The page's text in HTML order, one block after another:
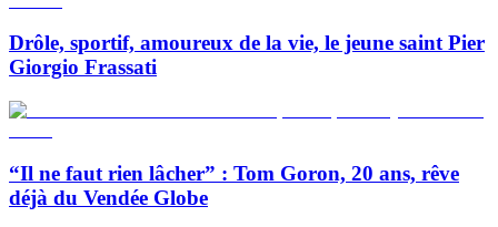
Drôle, sportif, amoureux de la vie, le jeune saint Pier
Giorgio Frassati
“Il ne faut rien lâcher” : Tom Goron, 20 ans, rêve
déjà du Vendée Globe